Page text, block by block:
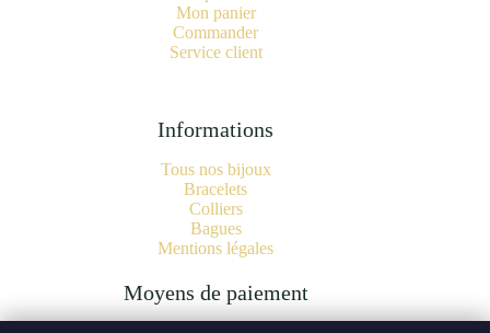
Mon panier
Commander
Service client
Informations
Tous nos bijoux
Bracelets
Colliers
Bagues
Mentions légales
Moyens de paiement